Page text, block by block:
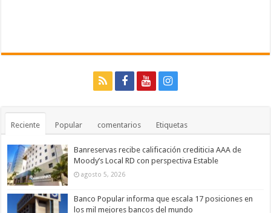
Reciente Popular comentarios Etiquetas
Banreservas recibe calificación crediticia AAA de
Moody’s Local RD con perspectiva Estable
agosto 5, 2026
Banco Popular informa que escala 17 posiciones en
los mil mejores bancos del mundo